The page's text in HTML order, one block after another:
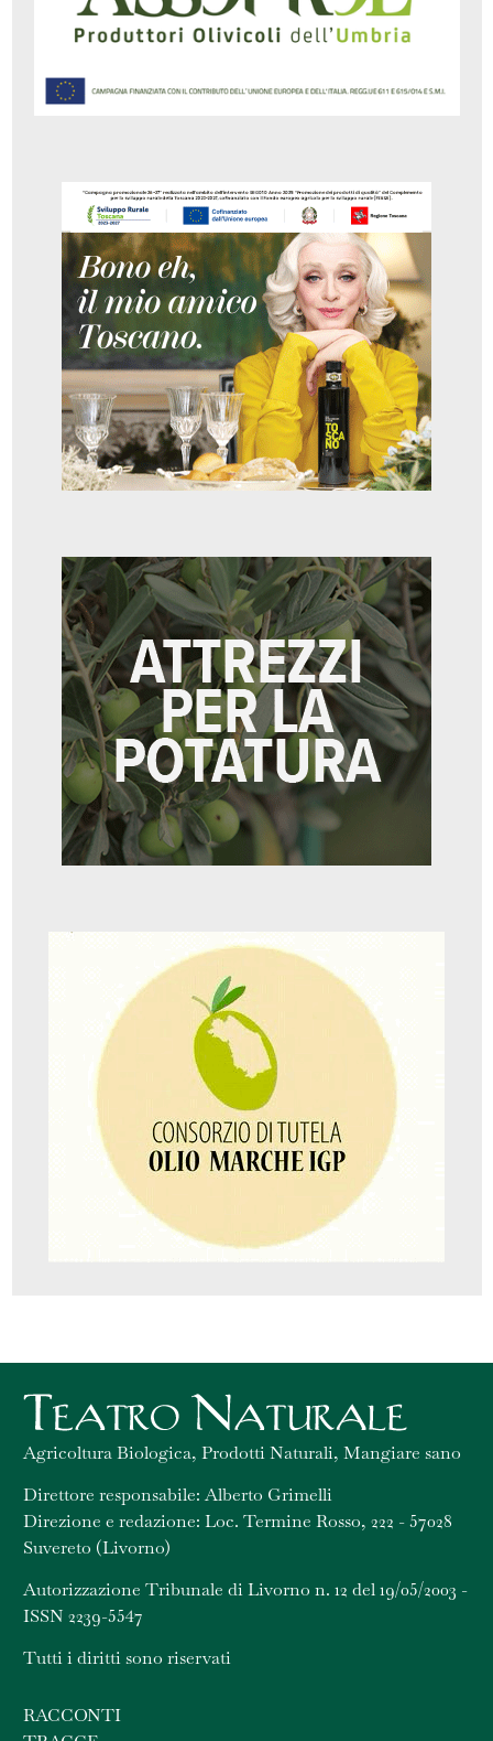
Agricoltura Biologica, Prodotti Naturali, Mangiare sano
Direttore responsabile: Alberto Grimelli
Direzione e redazione: Loc. Termine Rosso, 222 - 57028
Suvereto (Livorno)
Autorizzazione Tribunale di Livorno n. 12 del 19/05/2003 -
ISSN 2239-5547
Tutti i diritti sono riservati
RACCONTI